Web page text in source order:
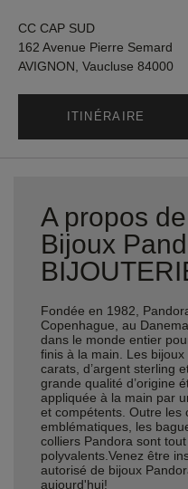
CC CAP SUD
162 Avenue Pierre Semard
AVIGNON, Vaucluse 84000
ITINÉRAIRE
A propos
Bijoux
Fondée en 1982,
Copenhague, au
dans le monde entier
finis à la main. Les
carats, d’argent sterling
grande qualité d’origine
appliquée à la main par
et compétents. Outre les
emblématiques, les
colliers Pandora sont
polyvalents.Venez être
autorisé de bijoux
aujourd'hui!